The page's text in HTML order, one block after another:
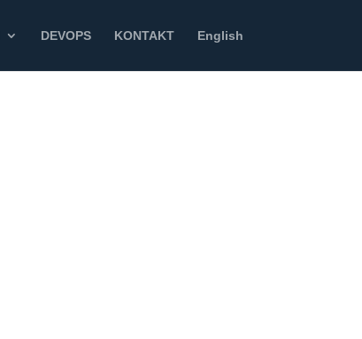
DEVOPS KONTAKT English